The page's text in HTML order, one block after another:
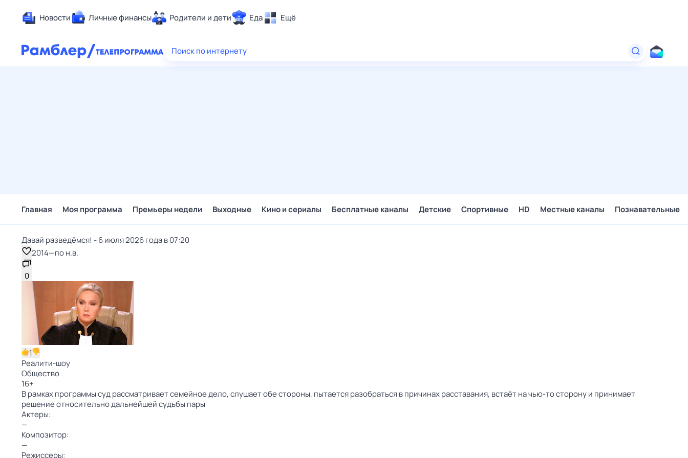
Новости Личные финансы Родители и дети Еда Ещё
Здоровье
Поиск по интернету
Главная Моя программа Премьеры недели Выходные Кино и сериалы Бесплатные каналы Детские Спортивные HD Местные каналы Познавательные
Давай рaзвeдёмся! - 6 июля 2026 года в 07:20
2014—по н.в.
0
1
Реалити-шоу
Общество
16+
В рамках программы суд рассматривает семейное дело, слушает обе стороны, пытается разобраться в причинах расставания, встаёт на чью-то сторону и принимает
решение относительно дальнейшей судьбы пары
Актеры:
—
Композитор:
—
Режиссеры: